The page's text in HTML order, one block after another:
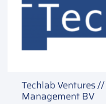
Techlab Ventures
Management BV